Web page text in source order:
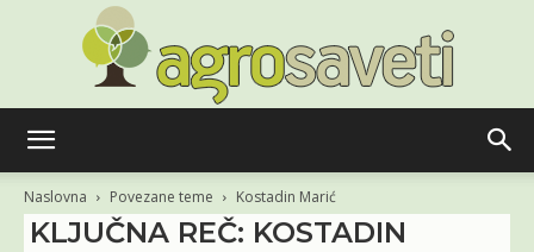
Naslovna Povezane teme Kostadin Marić
KLJUČNA REČ: KOSTADIN